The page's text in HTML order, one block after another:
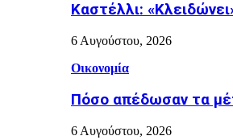
Καστέλλι:
6 Αυγούστου, 2026
Οικονομία
Πόσο απέδωσαν τα
6 Αυγούστου, 2026